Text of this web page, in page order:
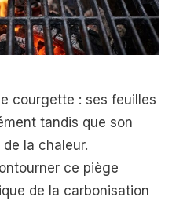
courgette : ses feuilles
tandis que son
la chaleur.
ce piège
de la carbonisation